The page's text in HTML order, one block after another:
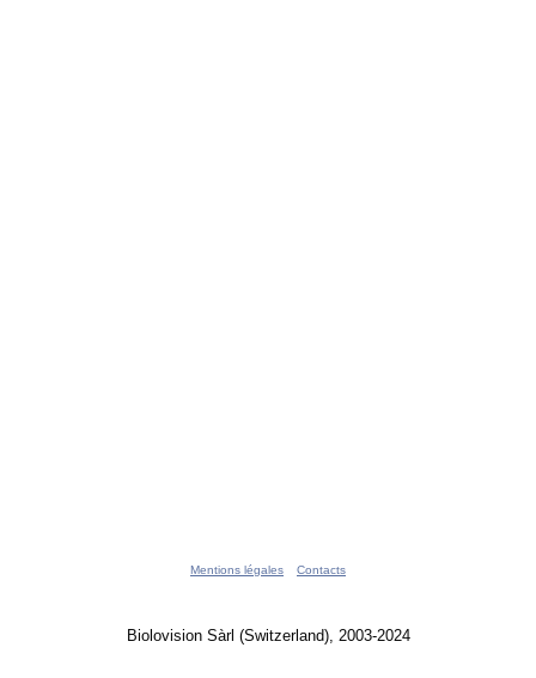
Mentions légales Contacts
Biolovision Sàrl (Switzerland), 2003-2024